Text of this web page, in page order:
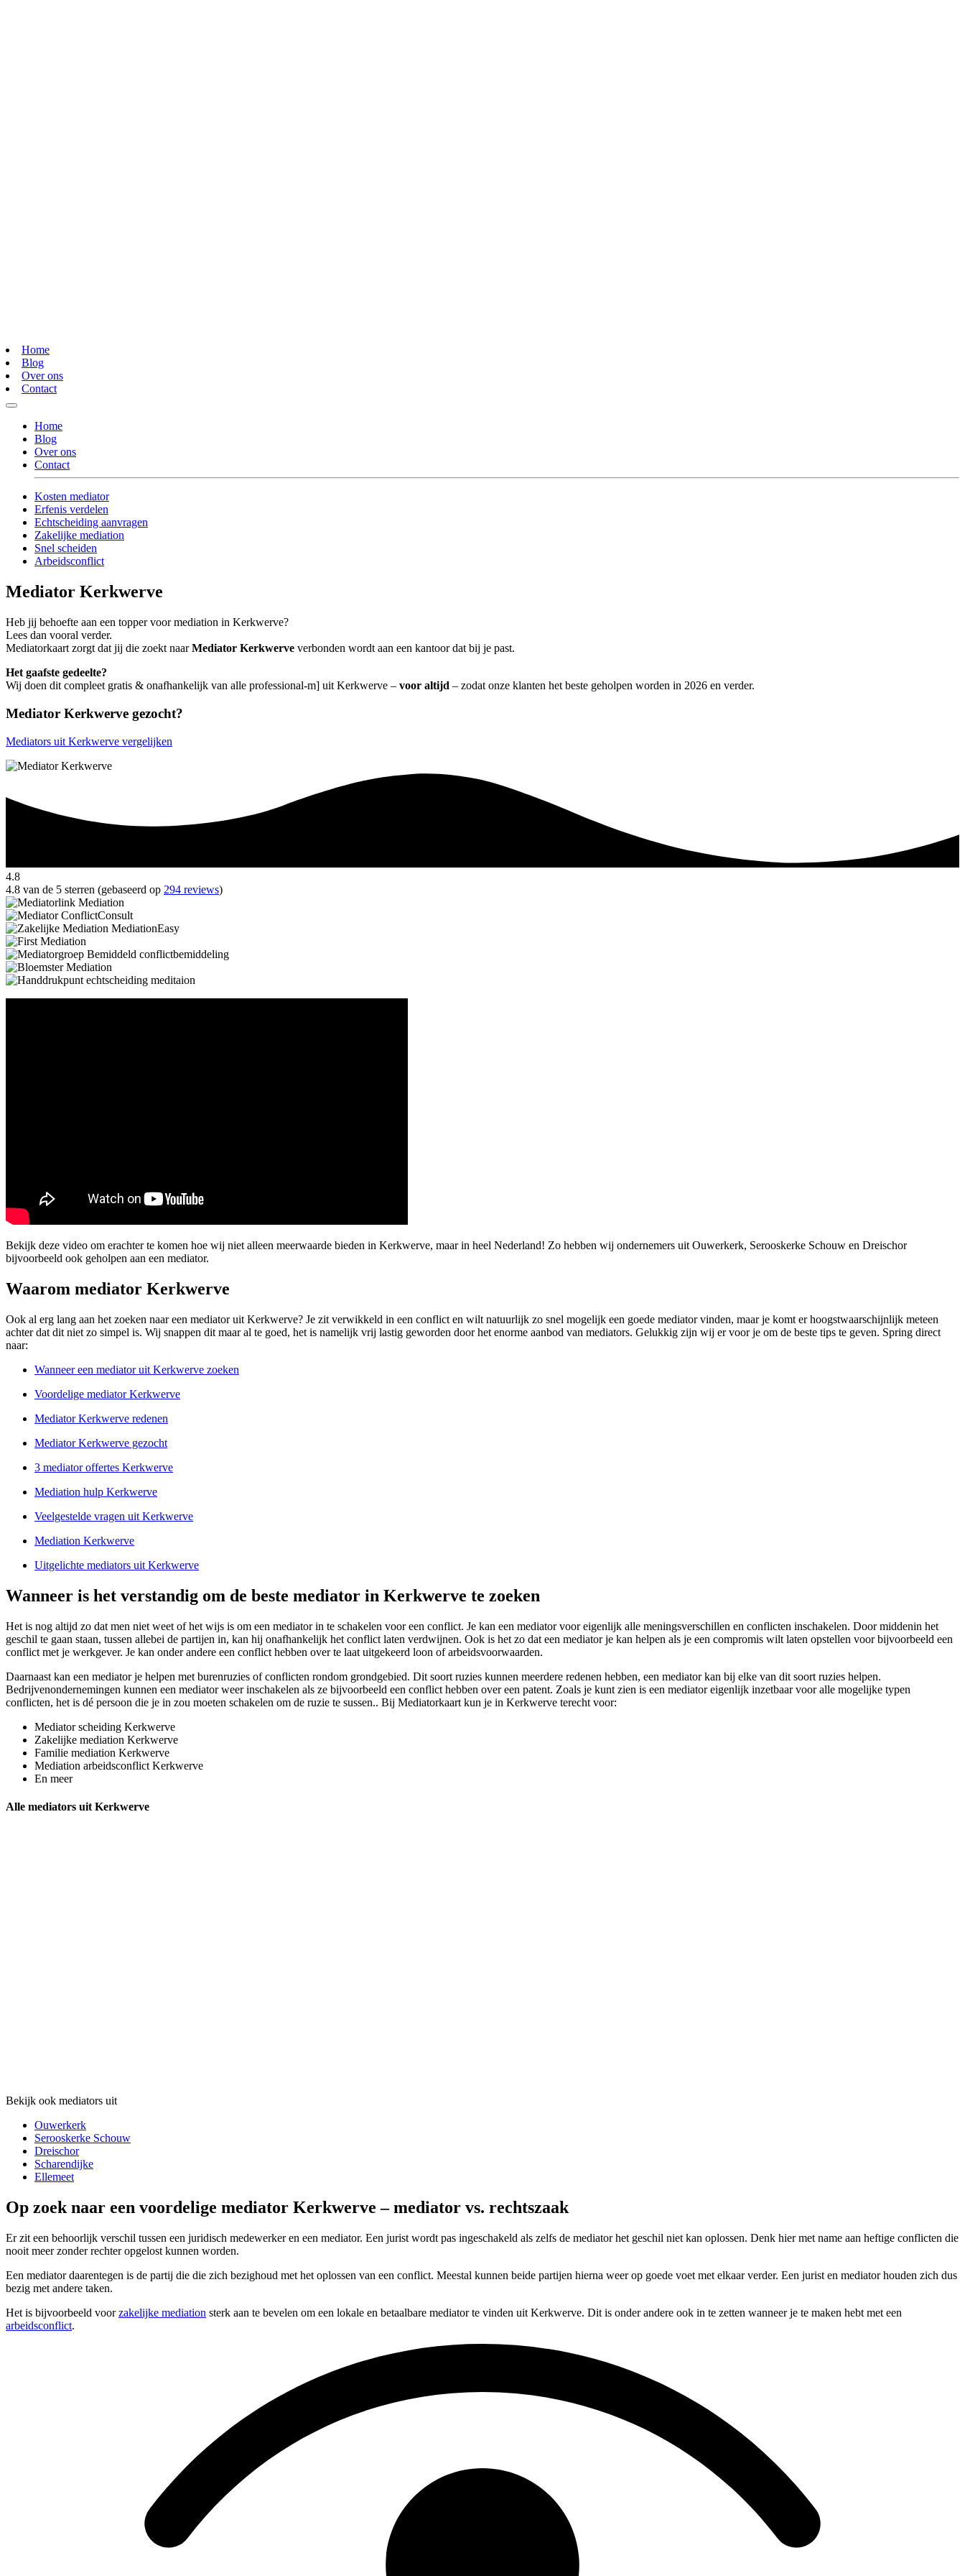
Home
Blog
Over ons
Contact
Home
Blog
Over ons
Contact
Kosten mediator
Erfenis verdelen
Echtscheiding aanvragen
Zakelijke mediation
Snel scheiden
Arbeidsconflict
Mediator Kerkwerve
Heb jij behoefte aan een topper voor mediation in Kerkwerve?
Lees dan vooral verder.
Mediatorkaart zorgt dat jij die zoekt naarMediator Kerkwerve verbonden wordt aan een kantoor dat bij je past.
Het gaafste gedeelte?
Wij doen dit compleet gratis & onafhankelijk van alle professional-m] uit Kerkwerve – voor altijd – zodat onze klanten het beste geholpen worden in 2026 en verder.
Mediator Kerkwerve gezocht?
Mediators uit Kerkwerve vergelijken
4.8
4.8 van de 5 sterren (gebaseerd op 294 reviews)
Bekijk deze video om erachter te komen hoe wij niet alleen meerwaarde bieden in Kerkwerve, maar in heel Nederland! Zo hebben wij ondernemers uit Ouwerkerk, Serooskerke Schouw en Dreischor
bijvoorbeeld ook geholpen aan een mediator.
Waarom mediator Kerkwerve
Ook al erg lang aan het zoeken naar een mediator uit Kerkwerve? Je zit verwikkeld in een conflict en wilt natuurlijk zo snel mogelijk een goede mediator vinden, maar je komt er hoogstwaarschijnlijk meteen
achter dat dit niet zo simpel is. Wij snappen dit maar al te goed, het is namelijk vrij lastig geworden door het enorme aanbod van mediators. Gelukkig zijn wij er voor je om de beste tips te geven. Spring direct
naar:
Wanneer een mediator uit Kerkwerve zoeken
Voordelige mediator Kerkwerve
Mediator Kerkwerve redenen
Mediator Kerkwerve gezocht
3 mediator offertes Kerkwerve
Mediation hulp Kerkwerve
Veelgestelde vragen uit Kerkwerve
Mediation Kerkwerve
Uitgelichte mediators uit Kerkwerve
Wanneer is het verstandig om de beste mediator in Kerkwerve te zoeken
Het is nog altijd zo dat men niet weet of het wijs is om een mediator in te schakelen voor een conflict. Je kan een mediator voor eigenlijk alle meningsverschillen en conflicten inschakelen. Door middenin het
geschil te gaan staan, tussen allebei de partijen in, kan hij onafhankelijk het conflict laten verdwijnen. Ook is het zo dat een mediator je kan helpen als je een compromis wilt laten opstellen voor bijvoorbeeld een
conflict met je werkgever. Je kan onder andere een conflict hebben over te laat uitgekeerd loon of arbeidsvoorwaarden.
Daarnaast kan een mediator je helpen met burenruzies of conflicten rondom grondgebied. Dit soort ruzies kunnen meerdere redenen hebben, een mediator kan bij elke van dit soort ruzies helpen.
Bedrijvenondernemingen kunnen een mediator weer inschakelen als ze bijvoorbeeld een conflict hebben over een patent. Zoals je kunt zien is een mediator eigenlijk inzetbaar voor alle mogelijke typen
conflicten, het is dé persoon die je in zou moeten schakelen om de ruzie te sussen.. Bij Mediatorkaart kun je in Kerkwerve terecht voor:
Mediator scheiding Kerkwerve
Zakelijke mediation Kerkwerve
Familie mediation Kerkwerve
Mediation arbeidsconflict Kerkwerve
En meer
Alle mediators uit Kerkwerve
Bekijk ook mediators uit
Ouwerkerk
Serooskerke Schouw
Dreischor
Scharendijke
Ellemeet
Op zoek naar een voordelige mediator Kerkwerve – mediator vs. rechtszaak
Er zit een behoorlijk verschil tussen een juridisch medewerker en een mediator. Een jurist wordt pas ingeschakeld als zelfs de mediator het geschil niet kan oplossen. Denk hier met name aan heftige conflicten die
nooit meer zonder rechter opgelost kunnen worden.
Een mediator daarentegen is de partij die die zich bezighoud met het oplossen van een conflict. Meestal kunnen beide partijen hierna weer op goede voet met elkaar verder. Een jurist en mediator houden zich dus
bezig met andere taken.
Het is bijvoorbeeld voorzakelijke mediation sterk aan te bevelen om een lokale en betaalbare mediator te vinden uit Kerkwerve. Dit is onder andere ook in te zetten wanneer je te maken hebt met een
arbeidsconflict.